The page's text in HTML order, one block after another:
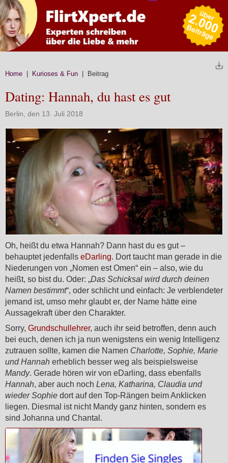
Home Kurioses & Fun | Beitrag
Dating: Hannah, du hast es gut
Berlin, den 13. Juli 2018
Oh, heißt du etwa Hannah? Dann hast du es gut –
behauptet jedenfalls eDarling. Dort taucht man gerade in die
Niederungen von „Nomen est Omen“ ein – also, wie du
heißt, so bist du. Oder: „Das Schicksal wird durch deinen
Namen bestimmt“, oder schlicht und einfach: Je verblendeter
jemand ist, umso mehr glaubt er, der Name hätte eine
Aussagekraft über den Charakter.
Sorry, Grundschullehrer, auch ihr seid betroffen, denn auch
bei euch, denen ich ja nun wenigstens ein wenig Intelligenz
zutrauen sollte, kamen die Namen Charlotte, Sophie, Marie
und Hannah erheblich besser weg als beispielsweise
Mandy. Gerade hören wir von eDarling, dass ebenfalls
Hannah, aber auch noch Lena, Katharina, Claudia und
wieder Sophie dort auf den Top-Rängen beim Anklicken
liegen. Diesmal ist nicht Mandy ganz hinten, sondern es
sind Johanna und Chantal.